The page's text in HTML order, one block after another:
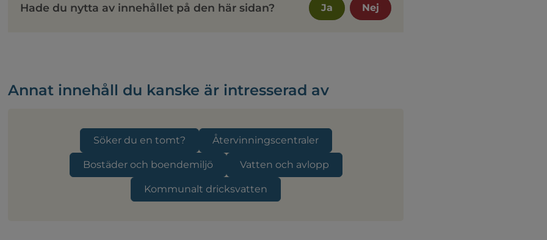
Hade du nytta av innehållet på den här sidan? Ja Nej
Annat innehåll du kanske är intresserad av
Söker du en tomt? Återvinningscentraler
Bostäder och boendemiljö Vatten och avlopp
Kommunalt dricksvatten